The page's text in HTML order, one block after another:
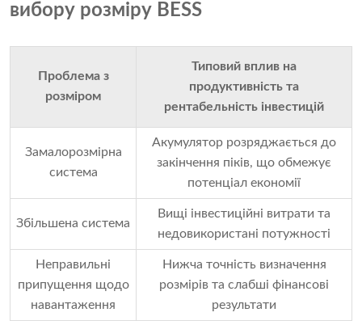
вибору розміру BESS
Проблема з
розміром
Типовий вплив на
продуктивність та
рентабельність інвестицій
Замалорозмірна
система
Акумулятор розряджається до
закінчення піків, що обмежує
потенціал економії
Збільшена система
Вищі інвестиційні витрати та
недовикористані потужності
Неправильні
припущення щодо
навантаження
Нижча точність визначення
розмірів та слабші фінансові
результати